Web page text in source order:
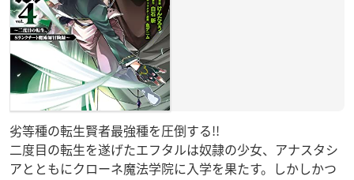
劣等種の転生賢者最強種を圧倒する!!
二度目の転生を遂げたエフタルは奴隷の少女、アナスタシ
アとともにクローネ魔法学院に入学を果たす。しかしかつ